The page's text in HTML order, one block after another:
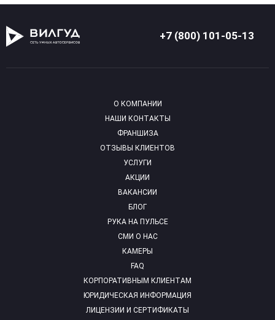
+7 (800) 101-05-13
О КОМПАНИИ
НАШИ КОНТАКТЫ
ФРАНШИЗА
ОТЗЫВЫ КЛИЕНТОВ
УСЛУГИ
АКЦИИ
ВАКАНСИИ
БЛОГ
РУКА НА ПУЛЬСЕ
СМИ О НАС
КАМЕРЫ
FAQ
КОРПОРАТИВНЫМ КЛИЕНТАМ
ЮРИДИЧЕСКАЯ ИНФОРМАЦИЯ
ЛИЦЕНЗИИ И СЕРТИФИКАТЫ